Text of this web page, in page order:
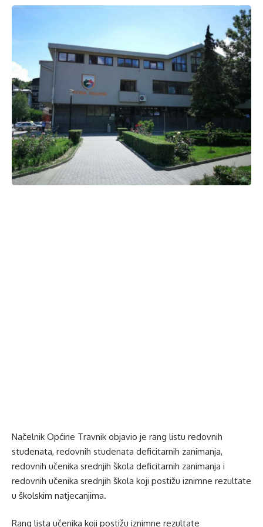
Načelnik Općine Travnik objavio je rang listu redovnih
studenata, redovnih studenata deficitarnih zanimanja,
redovnih učenika srednjih škola deficitarnih zanimanja i
redovnih učenika srednjih škola koji postižu iznimne rezultate
u školskim natjecanjima.
Rang lista učenika koji postižu iznimne rezultate